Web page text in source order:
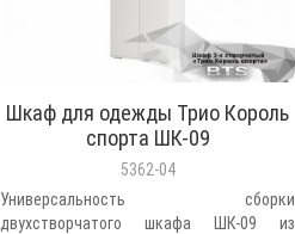
Шкаф для одежды Трио Король
спорта ШК-09
5362-04
Универсальность сборки
двухстворчатого шкафа ШК-09 из